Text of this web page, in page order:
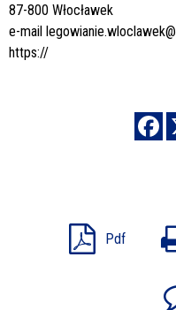
87-800 Włocławek
e-mail
https://
Pdf